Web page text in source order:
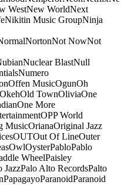
WestNew WorldNext
Nikitin Music GroupNinja
NortonNot NowNot
Nuclear BlastNull
Numero
Offen MusicOgunOh
OkehOld TownOliviaOne
One More
OPP World
MusicOrianaOriginal Jazz
OUTOut Of LineOuter
OwlOysterPabloPablo
WheelPaisley
JazzPalo Alto RecordsPalto
PapagayoParanoidParanoid